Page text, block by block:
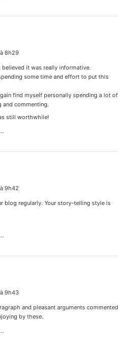
8h29
believed it was really informative.
some time and effort to put this
find myself personally spending a lot of
and commenting.
still worthwhile!
9h42
blog regularly. Your story-telling style is
9h43
and pleasant arguments commented
by these.